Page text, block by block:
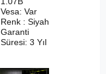
Vesa: Var
Renk : Siyah
Garanti
Süresi: 3 Yıl